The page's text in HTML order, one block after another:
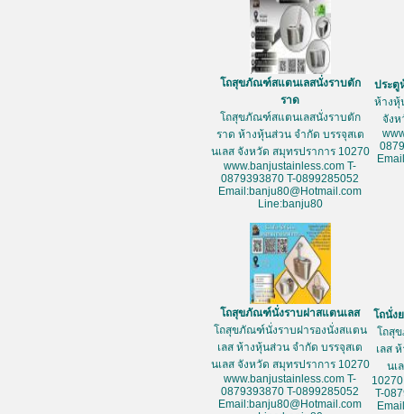
โถสุขภัณฑ์สแตนเลสนั่งราบตัก
ราด
โถสุขภัณฑ์สแตนเลสนั่งราบตัก
ราด ห้างหุ้นส่วน จำกัด บรรจุสเต
นเลส จังหวัด สมุทรปราการ 10270
www.banjustainless.com T-
0879393870 T-0899285052
Email:banju80@Hotmail.com
Line:banju80
ประตู
ห้างหุ้
จังห
โถสุขภัณฑ์นั่งราบฝาสแตนเลส
โถสุขภัณฑ์นั่งราบฝารองนั่งสแตน
เลส ห้างหุ้นส่วน จำกัด บรรจุสเต
นเลส จังหวัด สมุทรปราการ 10270
www.banjustainless.com T-
0879393870 T-0899285052
Email:banju80@Hotmail.com
โถนั่ง
โถสุ
เลส
นเ
T-